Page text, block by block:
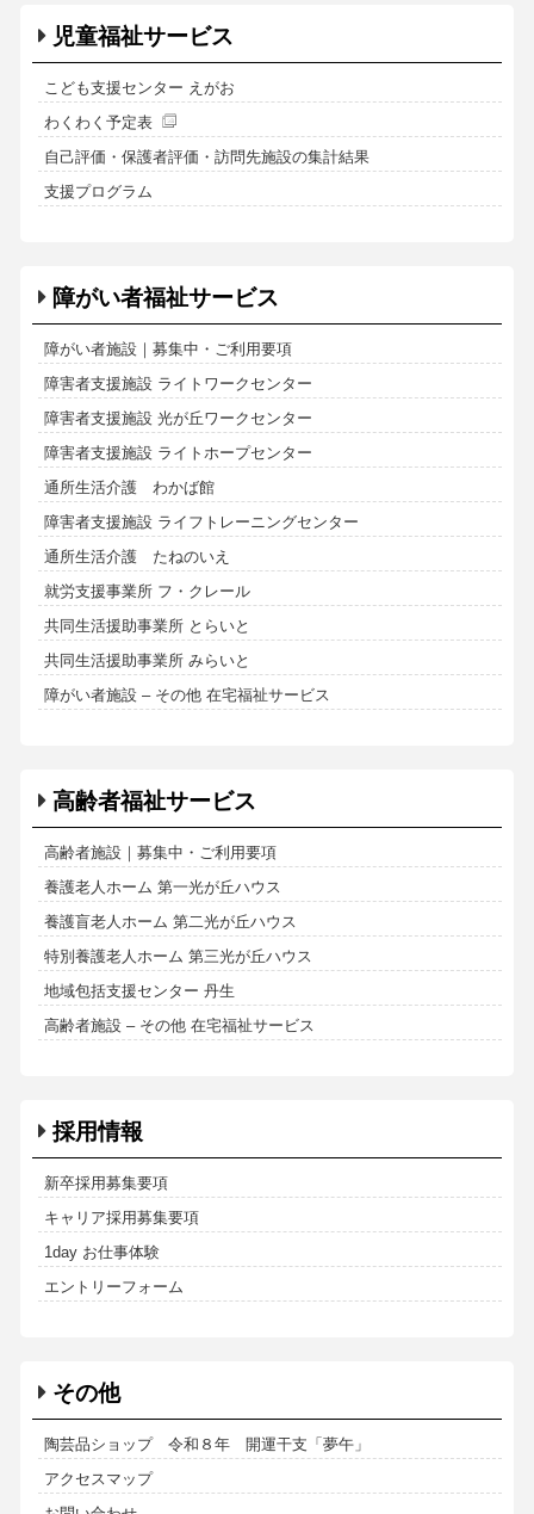
児童福祉サービス
こども支援センター えがお
わくわく予定表
自己評価・保護者評価・訪問先施設の集計結果
支援プログラム
障がい者福祉サービス
障がい者施設｜募集中・ご利用要項
障害者支援施設 ライトワークセンター
障害者支援施設 光が丘ワークセンター
障害者支援施設 ライトホープセンター
通所生活介護 わかば館
障害者支援施設 ライフトレーニングセンター
通所生活介護 たねのいえ
就労支援事業所 フ・クレール
共同生活援助事業所 とらいと
共同生活援助事業所 みらいと
障がい者施設 – その他 在宅福祉サービス
高齢者福祉サービス
高齢者施設｜募集中・ご利用要項
養護老人ホーム 第一光が丘ハウス
養護盲老人ホーム 第二光が丘ハウス
特別養護老人ホーム 第三光が丘ハウス
地域包括支援センター 丹生
高齢者施設 – その他 在宅福祉サービス
採用情報
新卒採用募集要項
キャリア採用募集要項
1day お仕事体験
エントリーフォーム
その他
陶芸品ショップ 令和８年 開運干支「夢午」
アクセスマップ